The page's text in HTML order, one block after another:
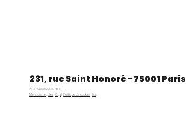
231, rue Saint Honoré - 75001 Paris
© 2024 ANDRE GACKO
Mentions Légales Cgv| Politique de cookies Faq